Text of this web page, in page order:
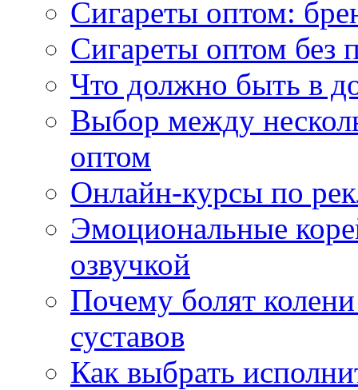
Сигареты оптом:
Сигареты оптом без
Что должно быть в
Выбор между
оптом
Онлайн-курсы по
Эмоциональные
озвучкой
Почему болят
суставов
Как выбрать